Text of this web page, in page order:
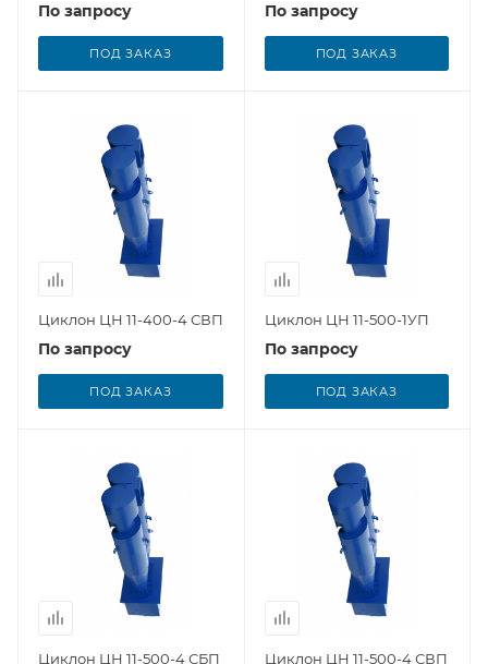
По запросу
ПОД ЗАКАЗ
По запросу
ПОД ЗАКАЗ
Циклон ЦН 11-400-4 СВП
По запросу
ПОД ЗАКАЗ
Циклон ЦН 11-500-1УП
По запросу
ПОД ЗАКАЗ
Циклон ЦН 11-500-4 СБП Циклон ЦН 11-500-4 СВП